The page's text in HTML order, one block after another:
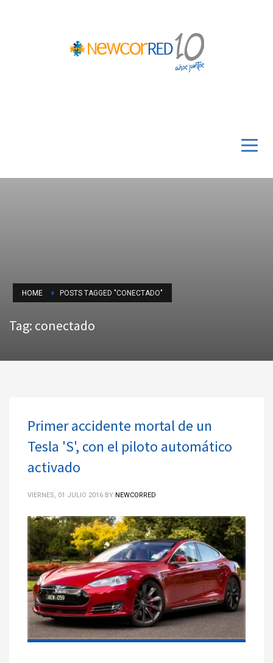
HOME POSTS TAGGED "CONECTADO"
Tag: conectado
Primer accidente mortal de un
Tesla 'S', con el piloto automático
activado
VIERNES, 01 JULIO 2016 BY NEWCORRED